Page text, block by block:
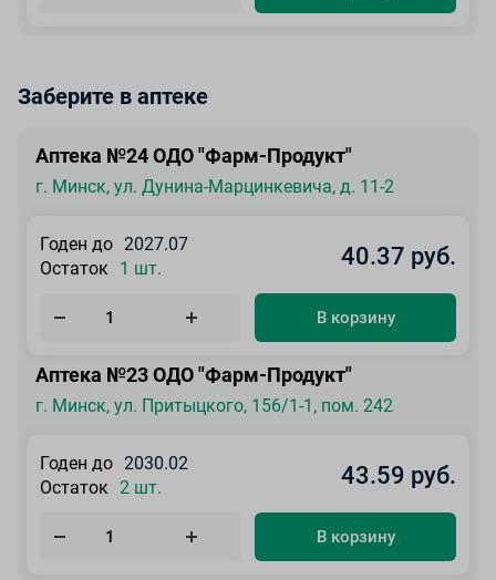
Заберите в аптеке
Аптека №24 ОДО "Фарм-Продукт"
г. Минск, ул. Дунина-Марцинкевича, д. 11-2
Годен до 2027.07
Остаток
1 шт. 40.37 руб.
В корзину
Аптека №23 ОДО "Фарм-Продукт"
г. Минск, ул. Притыцкого, 156/1-1, пом. 242
Годен до 2030.02
Остаток
2 шт. 43.59 руб.
В корзину